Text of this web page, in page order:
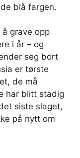
blå fargen.
grave opp
i år – og
seg bort
er tørste
de må
har blitt stadig
siste slaget,
på nytt om